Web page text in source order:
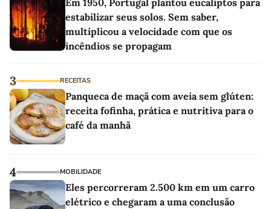
estabilizar seus solos. Sem saber,
multiplicou a velocidade com que os
incêndios se propagam
3 RECEITAS
Panqueca de maçã com aveia sem glúten:
receita fofinha, prática e nutritiva para o
café da manhã
4 MOBILIDADE
Eles percorreram 2.500 km em um carro
elétrico e chegaram a uma conclusão